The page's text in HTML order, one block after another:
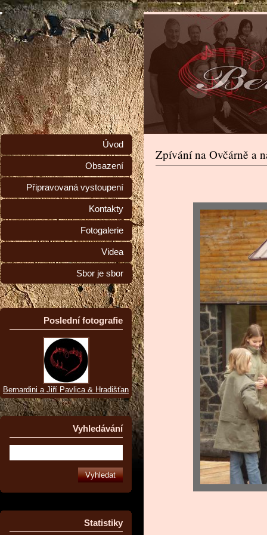
Zpívání na Ovčárně a
Úvod
Obsazení
Připravovaná vystoupení
Kontakty
Fotogalerie
Videa
Sbor je sbor
Poslední fotografie
Bernardini a Jiří Pavlica & Hradišťan
Vyhledávání
Statistiky